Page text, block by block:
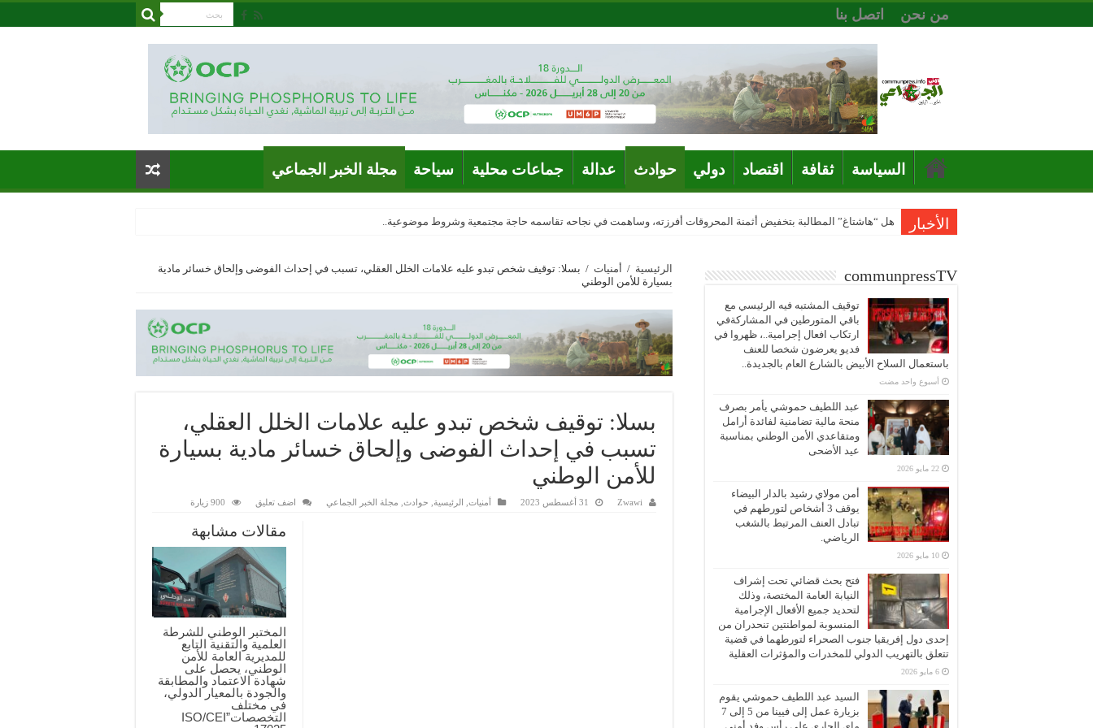
من نحن اتصل بنا
السياسة ثقافة اقتصاد دولي حوادث عدالة جماعات محلية سياحة مجلة الخبر الجماعي
الأخبار هل “هاشتاغ” المطالبة بتخفيض أثمنة المحروقات أفرزته، وساهمت في نجاحه تقاسمه حاجة مجتمعية وشروط موضوعية..
الرئيسية / أمنيات / بسلا: توقيف شخص تبدو عليه علامات الخلل العقلي، تسبب في إحداث الفوضى وإلحاق خسائر مادية
بسيارة للأمن الوطني
بسلا: توقيف شخص تبدو عليه علامات الخلل العقلي،
تسبب في إحداث الفوضى وإلحاق خسائر مادية بسيارة
للأمن الوطني
Zwawi 31 أغسطس 2023 أمنيات الرئيسية حوادث مجلة الخبر الجماعي اضف تعليق 900 زيارة
مقالات مشابهة
المختبر الوطني للشرطة
العلمية والتقنية التابع
للمديرية العامة للأمن
الوطني، يحصل على
شهادة الاعتماد والمطابقة
والجودة بالمعيار الدولي،
في مختلف
التخصصات”ISO/CEI
communpressTV
توقيف المشتبه فيه الرئيسي مع
باقي المتورطين في المشاركةفي
ارتكاب افعال إجرامية..، ظهروا في
فديو يعرضون شخصا للعنف
باستعمال السلاح الأبيض بالشارع العام بالجديدة..
‏أسبوع واحد مضت
عبد اللطيف حموشي يأمر بصرف
منحة مالية تضامنية لفائدة أرامل
ومتقاعدي الأمن الوطني بمناسبة
عيد الأضحى
22 مايو 2026
أمن مولاي رشيد بالدار البيضاء
يوقف 3 أشخاص لتورطهم في
تبادل العنف المرتبط بالشغب
الرياضي.
10 مايو 2026
فتح بحث قضائي تحت إشراف
النيابة العامة المختصة، وذلك
لتحديد جميع الأفعال الإجرامية
المنسوبة لمواطنتين تنحدران من
إحدى دول إفريقيا جنوب الصحراء لتورطهما في قضية
تتعلق بالتهريب الدولي للمخدرات والمؤثرات العقلية
6 مايو 2026
السيد عبد اللطيف حموشي يقوم
بزيارة عمل إلى فيينا من 5 إلى 7